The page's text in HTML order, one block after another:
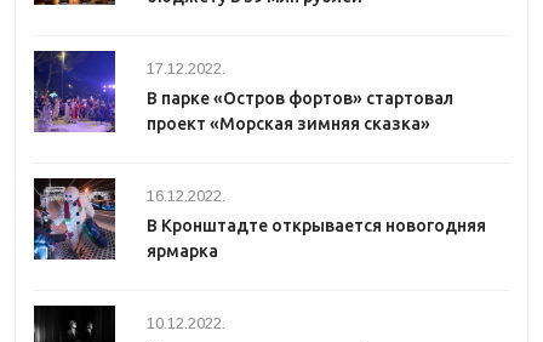
17.12.2022.
В парке «Остров фортов» стартовал
проект «Морская зимняя сказка»
16.12.2022.
В Кронштадте открывается новогодняя
ярмарка
10.12.2022.